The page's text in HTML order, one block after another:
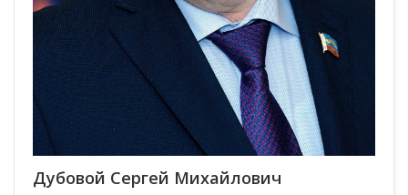
Дубовой Сергей Михайлович